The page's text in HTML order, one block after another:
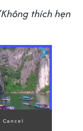
thích hẹn